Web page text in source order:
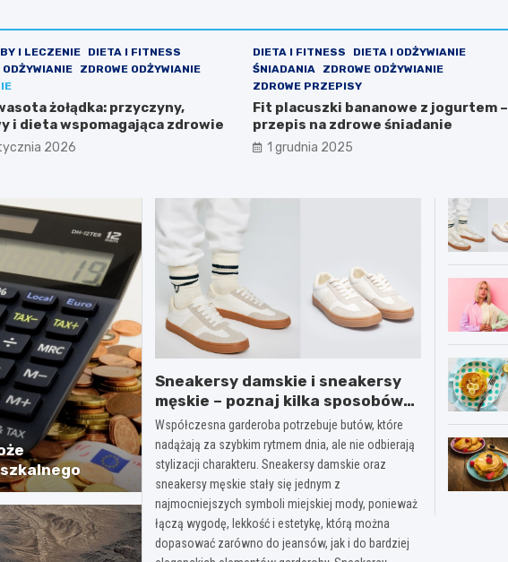
I LECZENIE
DIETA I FITNESS
ZDROWE ODŻYWIANIE
żołądka: przyczyny,
i dieta wspomagająca zdrowie
2026
DIETA I FITNESS
DIETA I ODŻYWIANIE
ŚNIADANIA
ZDROWE ODŻYWIANIE
ZDROWE PRZEPISY
Fit placuszki bananowe z jogurtem –
przepis na zdrowe śniadanie
1 grudnia 2025
Sneakersy damskie i sneakersy
męskie – poznaj kilka sposobów
na wygodę, która wygląda modnie
każdego dnia
Współczesna garderoba potrzebuje butów, które
nadążają za szybkim rytmem dnia, ale nie odbierają
stylizacji charakteru. Sneakersy damskie oraz
sneakersy męskie stały się jednym z
najmocniejszych symboli miejskiej mody, ponieważ
łączą wygodę, lekkość i estetykę, którą można
dopasować zarówno do jeansów, jak i do bardziej